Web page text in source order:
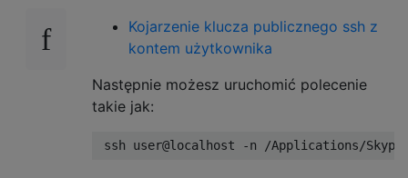
Kojarzenie klucza publicznego ssh z
kontem użytkownika
Następnie możesz uruchomić polecenie
takie jak: